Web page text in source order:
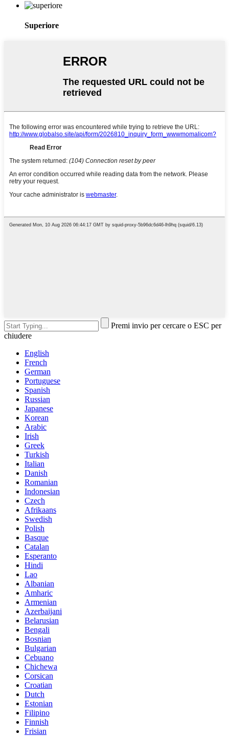
Superiore
Premi invio per cercare o ESC per
chiudere
English
French
German
Portuguese
Spanish
Russian
Japanese
Korean
Arabic
Irish
Greek
Turkish
Italian
Danish
Romanian
Indonesian
Czech
Afrikaans
Swedish
Polish
Basque
Catalan
Esperanto
Hindi
Lao
Albanian
Amharic
Armenian
Azerbaijani
Belarusian
Bengali
Bosnian
Bulgarian
Cebuano
Chichewa
Corsican
Croatian
Dutch
Estonian
Filipino
Finnish
Frisian